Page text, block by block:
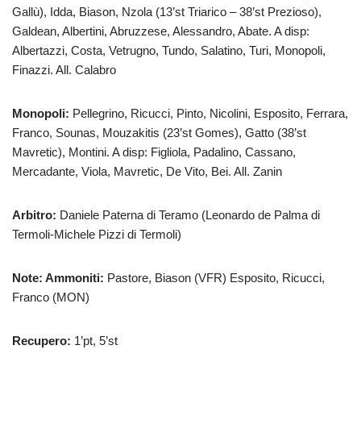
Gallù), Idda, Biason, Nzola (13’st Triarico – 38’st Prezioso),
Galdean, Albertini, Abruzzese, Alessandro, Abate. A disp:
Albertazzi, Costa, Vetrugno, Tundo, Salatino, Turi, Monopoli,
Finazzi. All. Calabro
Monopoli: Pellegrino, Ricucci, Pinto, Nicolini, Esposito, Ferrara,
Franco, Sounas, Mouzakitis (23’st Gomes), Gatto (38’st
Mavretic), Montini. A disp: Figliola, Padalino, Cassano,
Mercadante, Viola, Mavretic, De Vito, Bei. All. Zanin
Arbitro: Daniele Paterna di Teramo (Leonardo de Palma di
Termoli-Michele Pizzi di Termoli)
Note: Ammoniti: Pastore, Biason (VFR) Esposito, Ricucci,
Franco (MON)
Recupero: 1’pt, 5’st